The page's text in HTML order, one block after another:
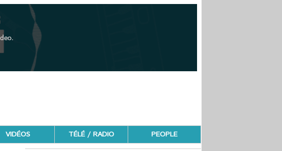
VIDÉOS TÉLÉ / RADIO PEOPLE